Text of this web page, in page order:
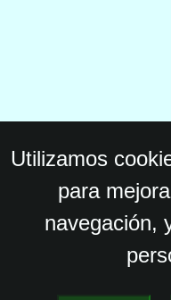
Utilizamos
para
navegación,